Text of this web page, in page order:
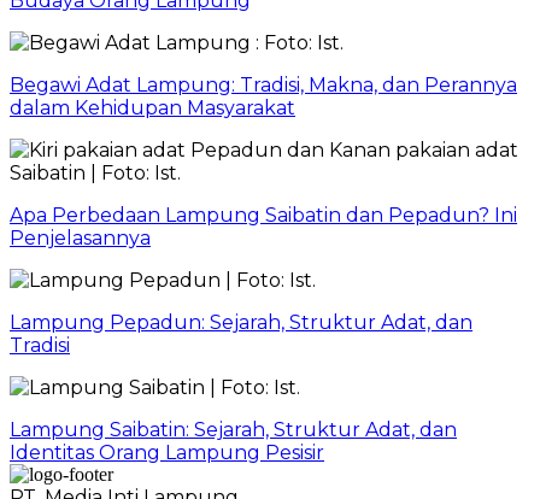
Begawi Adat Lampung: Tradisi, Makna, dan Perannya
dalam Kehidupan Masyarakat
Apa Perbedaan Lampung Saibatin dan Pepadun? Ini
Penjelasannya
Lampung Pepadun: Sejarah, Struktur Adat, dan
Tradisi
Lampung Saibatin: Sejarah, Struktur Adat, dan
Identitas Orang Lampung Pesisir